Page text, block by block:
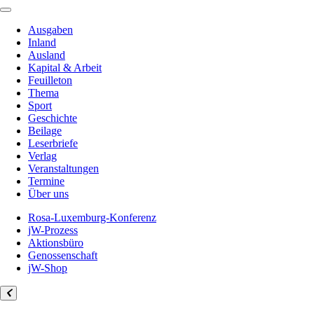
Ausgaben
Inland
Ausland
Kapital & Arbeit
Feuilleton
Thema
Sport
Geschichte
Beilage
Leserbriefe
Verlag
Veranstaltungen
Termine
Über uns
Rosa-Luxemburg-Konferenz
jW-Prozess
Aktionsbüro
Genossenschaft
jW-Shop